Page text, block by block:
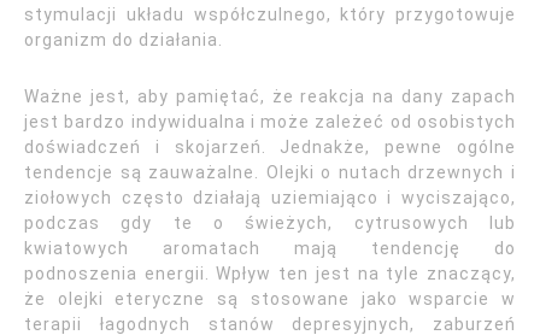
stymulacji układu współczulnego, który przygotowuje
organizm do działania.
Ważne jest, aby pamiętać, że reakcja na dany zapach
jest bardzo indywidualna i może zależeć od osobistych
doświadczeń i skojarzeń. Jednakże, pewne ogólne
tendencje są zauważalne. Olejki o nutach drzewnych i
ziołowych często działają uziemiająco i wyciszająco,
podczas gdy te o świeżych, cytrusowych lub
kwiatowych aromatach mają tendencję do
podnoszenia energii. Wpływ ten jest na tyle znaczący,
że olejki eteryczne są stosowane jako wsparcie w
terapii łagodnych stanów depresyjnych, zaburzeń